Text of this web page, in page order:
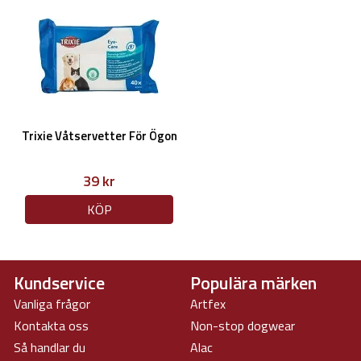
Trixie Våtservetter För Ögon
39 kr
KÖP
Kundservice
Vanliga frågor
Kontakta oss
Så handlar du
Populära märken
Artfex
Non-stop dogwear
Alac